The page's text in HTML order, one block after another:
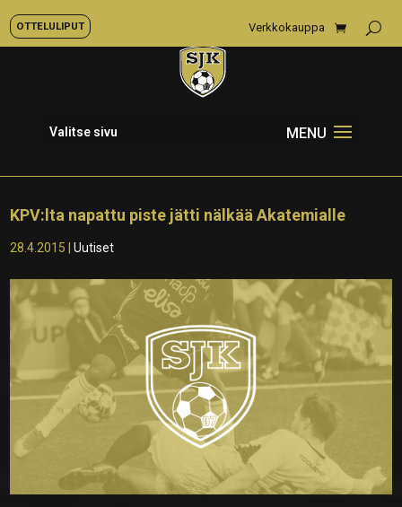
OTTELULIPUT Verkkokauppa
Valitse sivu
KPV:lta napattu piste jätti nälkää Akatemialle
28.4.2015 |Uutiset